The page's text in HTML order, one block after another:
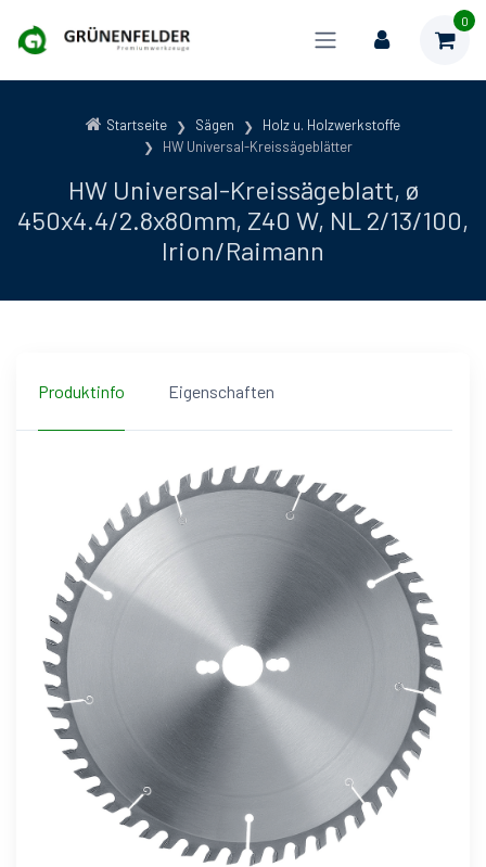
0
Startseite Sägen
Holz u. Holzwerkstoffe
HW Universal-Kreissägeblätter
HW Universal-Kreissägeblatt, ø
450x4.4/2.8x80mm, Z40 W, NL 2/13/100,
Irion/Raimann
Produktinfo Eigenschaften